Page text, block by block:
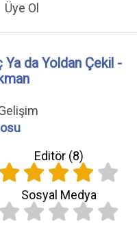
Üye Ol
Ya da Yoldan Çekil -
Editör (8)
Sosyal Medya